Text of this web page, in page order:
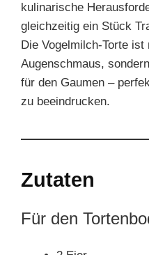
kulinarische
gleichzeitig ein Stück
Die Vogelmilch-Torte
Augenschmaus,
für den Gaumen –
zu beeindrucken.
Zutaten
Für den